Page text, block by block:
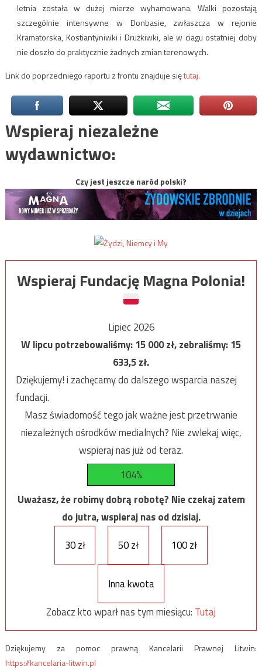
letnia została w dużej mierze wyhamowana. Walki pozostają
szczególnie intensywne w Donbasie, zwłaszcza w rejonie
Kramatorska, Kostiantyniwki i Drużkiwki, ale w ciagu ostatniej doby
nie doszło do praktycznie żadnych zmian terenowych.
Link do poprzedniego raportu z frontu znajduje siętutaj.
Wspieraj niezależne
wydawnictwo:
Czy jest jeszcze naród polski?
Wspieraj Fundację Magna Polonia!
Lipiec 2026
W lipcu potrzebowaliśmy:15 000zł, zebraliśmy:15
633,5zł.
Dziękujemy! i zachęcamy do dalszego wsparcia naszej
fundacji.
Masz świadomość tego jak ważne jest przetrwanie
niezależnych ośrodków medialnych? Nie zwlekaj więc,
wspieraj nas już od teraz.
104%
Uważasz, że robimy dobrą robotę? Nie czekaj zatem
do jutra, wspieraj nas od dzisiaj.
30 zł
50 zł 100 zł
Inna kwota
Zobacz kto wparł nas tym miesiącu: Tutaj
Dziękujemy za pomoc prawną Kancelarii Prawnej Litwin:
https://kancelaria-litwin.pl